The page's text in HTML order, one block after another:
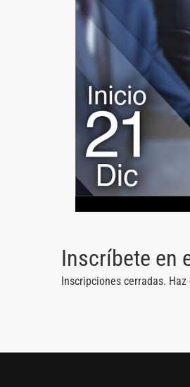
Inscríbete en
Inscripciones cerradas. Haz